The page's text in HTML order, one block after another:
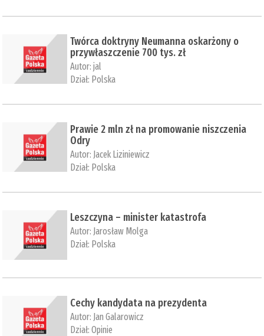
Twórca doktryny Neumanna oskarżony o
przywłaszczenie 700 tys. zł
Autor:jal
Dział: Polska
Prawie 2 mln zł na promowanie niszczenia
Odry
Autor: Jacek Liziniewicz
Dział: Polska
Leszczyna – minister katastrofa
Autor: Jarosław Molga
Dział: Polska
Cechy kandydata na prezydenta
Autor: Jan Galarowicz
Dział:Opinie